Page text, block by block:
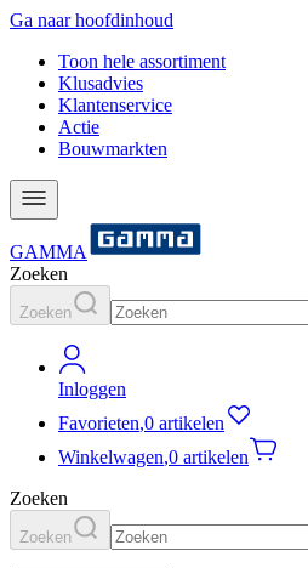
Ga naar hoofdinhoud
Toon hele assortiment
Klusadvies
Klantenservice
Actie
Bouwmarkten
GAMMA
Zoeken
Zoeken
Inloggen
Favorieten,0 artikelen
Winkelwagen,0 artikelen
Zoeken
Zoeken